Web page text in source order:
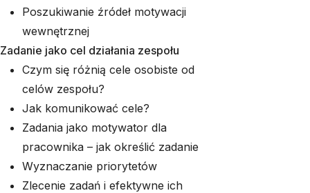
Poszukiwanie źródeł motywacji
wewnętrznej
Zadanie jako cel działania zespołu
Czym się różnią cele osobiste od
celów zespołu?
Jak komunikować cele?
Zadania jako motywator dla
pracownika – jak określić zadanie
Wyznaczanie priorytetów
Zlecenie zadań i efektywne ich